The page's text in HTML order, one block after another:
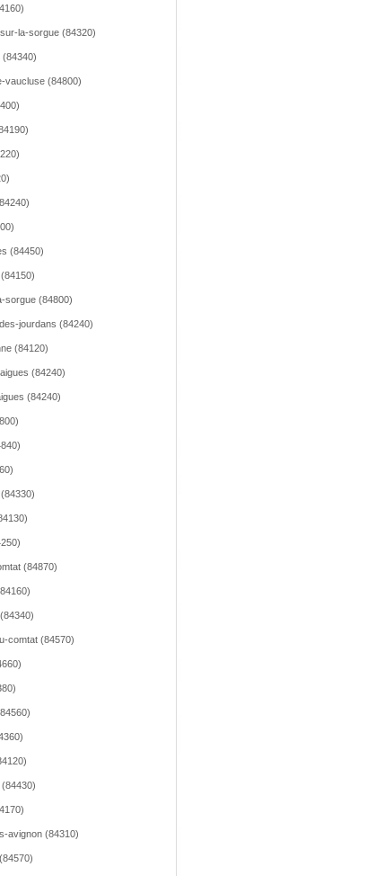
la-sorgue (84320)
(84340)
vaucluse (84800)
(84450)
sorgue (84800)
jourdans (84240)
(84120)
(84240)
(84240)
(84870)
comtat (84570)
avignon (84310)